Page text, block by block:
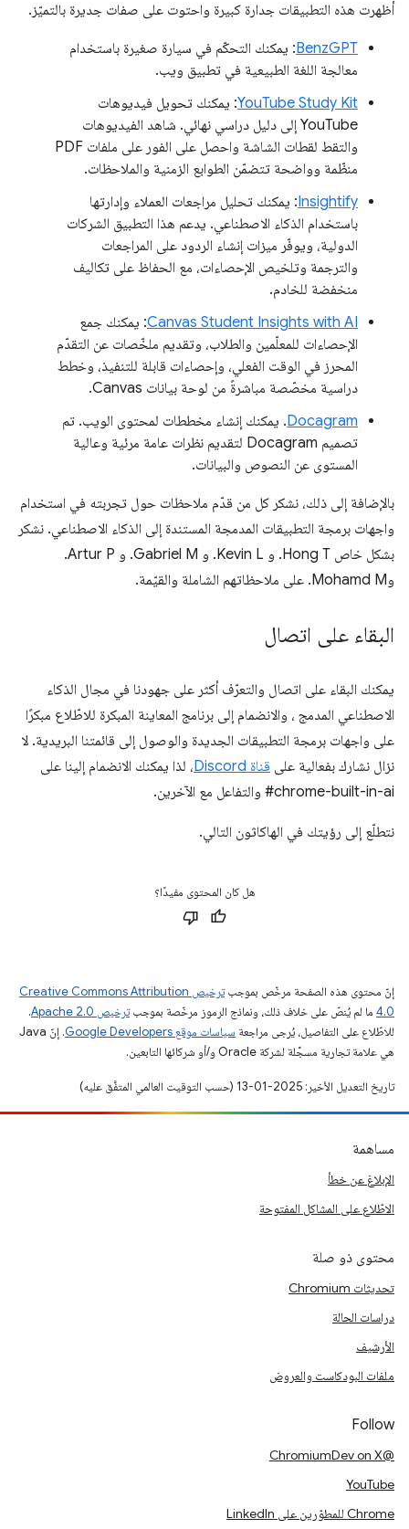
أظهرت هذه التطبيقات جدارة كبيرة واحتوت على صفات جديرة بالتميّز.
BenzGPT: يمكنك التحكّم في سيارة صغيرة باستخدام
معالجة اللغة الطبيعية في تطبيق ويب.
YouTube Study Kit: يمكنك تحويل فيديوهات
YouTube إلى دليل دراسي نهائي. شاهد الفيديوهات
والتقط لقطات الشاشة واحصل على الفور على ملفات PDF
منظّمة وواضحة تتضمّن الطوابع الزمنية والملاحظات.
Insightify: يمكنك تحليل مراجعات العملاء وإدارتها
باستخدام الذكاء الاصطناعي. يدعم هذا التطبيق الشركات
الدولية، ويوفّر ميزات إنشاء الردود على المراجعات
والترجمة وتلخيص الإحصاءات، مع الحفاظ على تكاليف
منخفضة للخادم.
Canvas Student Insights with AI: يمكنك جمع
الإحصاءات للمعلّمين والطلاب، وتقديم ملخّصات عن التقدّم
المحرز في الوقت الفعلي، وإحصاءات قابلة للتنفيذ، وخطط
دراسية مخصّصة مباشرةً من لوحة بيانات Canvas.
Docagram. يمكنك إنشاء مخططات لمحتوى الويب. تم
تصميم Docagram لتقديم نظرات عامة مرئية وعالية
المستوى عن النصوص والبيانات.
بالإضافة إلى ذلك، نشكر كل من قدّم ملاحظات حول تجربته في استخدام
واجهات برمجة التطبيقات المدمجة المستندة إلى الذكاء الاصطناعي. نشكر
بشكل خاص Hong T. و Kevin L. و Gabriel M. و Artur P.
وMohamd M. على ملاحظاتهم الشاملة والقيّمة.
البقاء على اتصال
يمكنك البقاء على اتصال والتعرّف أكثر على جهودنا في مجال الذكاء
الاصطناعي المدمج ، والانضمام إلى برنامج المعاينة المبكرة للاطّلاع مبكرًا
على واجهات برمجة التطبيقات الجديدة والوصول إلى قائمتنا البريدية. لا
نزال نشارك بفعالية على قناة Discord
، لذا يمكنك الانضمام إلينا على
‎#chrome-built-in-ai والتفاعل مع الآخرين.
نتطلّع إلى رؤيتك في الهاكاثون التالي.
هل كان المحتوى مفيدًا؟
إنّ محتوى هذه الصفحة مرخّص بموجب
ترخيص Creative Commons Attribution
4.0‏ ما لم يُنصّ على خلاف ذلك، ونماذج الرموز مرخّصة بموجبترخيص Apache 2.0‏
.
للاطّلاع على التفاصيل، يُرجى مراجعة سياسات موقع Google Developers‏
. إنّ Java
هي علامة تجارية مسجَّلة لشركة Oracle و/أو شركائها التابعين.
تاريخ التعديل الأخير: 2025-01-13 (حسب التوقيت العالمي المتفَّق عليه)
مساهمة
الإبلاغ عن خطأ
الاطّلاع على المشاكل المفتوحة
محتوى ذو صلة
تحديثات Chromium
دراسات الحالة
الأرشيف
ملفات البودكاست والعروض
Follow
@ChromiumDev on X
YouTube
Chrome للمطوّرين على LinkedIn